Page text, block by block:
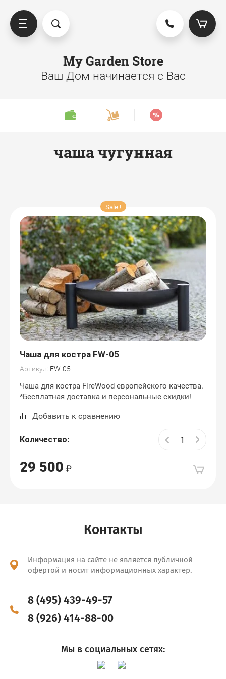
My Garden Store
Ваш Дом начинается с Вас
чаша чугунная
Sale !
Чаша для костра FW-05
Артикул: FW-05
Чаша для костра FireWood европейского качества.
*Бесплатная доставка и персональные скидки!
Добавить к сравнению
Количество:
29 500
Контакты
Информация на сайте не является публичной
офертой и носит информационных характер.
8 (495) 439-49-57
8 (926) 414-88-00
Мы в социальных сетях: